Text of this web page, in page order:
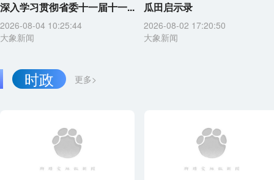
深入学习贯彻省委十一届十一...
2026-08-04 10:25:44
大象新闻
瓜田启示录
2026-08-02 17:20:50
大象新闻
更多>
时政